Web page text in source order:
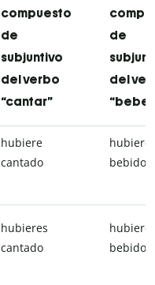
compuesto
de
subjuntivo
del verbo
“cantar”
de
del
hubiere
cantado
hubiere
bebido
hubieres
cantado
bebido